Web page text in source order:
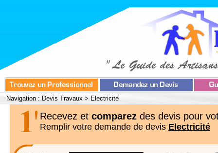
Navigation : Devis Travaux > Electricité
Recevez et comparez des devis pour
Remplir votre demande de devis Electricité